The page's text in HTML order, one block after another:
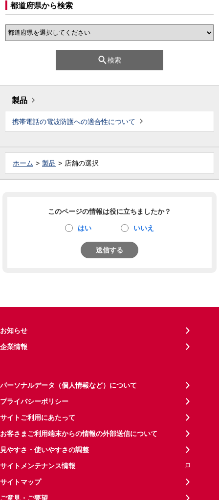
都道府県から検索
検索
製品
携帯電話の電波防護への適合性について
ホーム 製品 店舗の選択
このページの情報は役に立ちましたか？
はい いいえ
送信する
お知らせ
企業情報
パーソナルデータ（個人情報など）について
プライバシーポリシー
サイトご利用にあたって
お客さまご利用端末からの情報の外部送信について
見やすさ・使いやすさの調整
サイトメンテナンス情報
サイトマップ
ご意見・ご要望